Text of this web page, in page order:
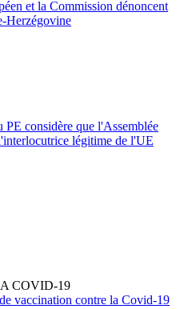
et la Commission dénoncent
Herzégovine
PE considère que l'Assemblée
légitime de l'UE
COVID-19
vaccination contre la Covid-19